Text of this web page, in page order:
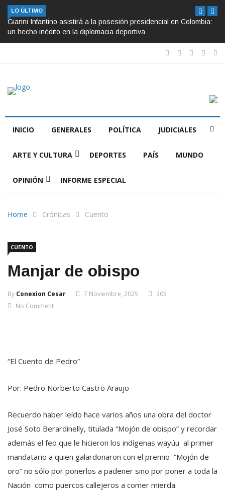
LO ÚLTIMO
Gianni Infantino asistirá a la posesión presidencial en Colombia:
un hecho inédito en la diplomacia deportiva
INICIO GENERALES POLÍTICA JUDICIALES
ARTE Y CULTURA DEPORTES PAÍS MUNDO
OPINIÓN INFORME ESPECIAL
Home Crónicas Cuento
CUENTO
Manjar de obispo
By Conexion Cesar 7 Noviembre, 2025
305
No Comment
“El Cuento de Pedro”
Por: Pedro Norberto Castro Araujo
Recuerdo haber leído hace varios años una obra del doctor
José Soto Berardinelly, titulada “Mojón de obispo” y recordar
además el feo que le hicieron los indígenas wayúu al primer
mandatario a quien galardonaron con el premio “Mojón de
oro” no sólo por ponerlos a padener sino por poner a toda la
Nación como puercos callejeros a comer mierda.